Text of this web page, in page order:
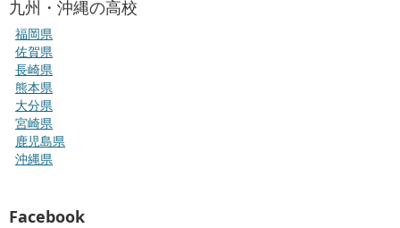
九州・沖縄の高校
福岡県
佐賀県
長崎県
熊本県
大分県
宮崎県
鹿児島県
沖縄県
Facebook